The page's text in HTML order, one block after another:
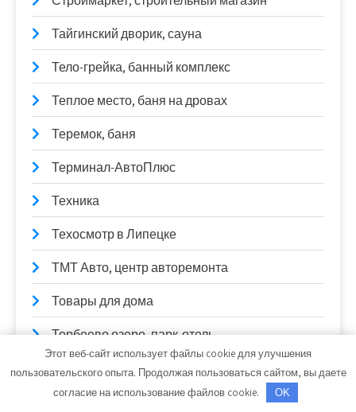
Тайгинский дворик, сауна
Тело-грейка, банный комплекс
Теплое место, баня на дровах
Теремок, баня
Терминал-АвтоПлюс
Техника
Техосмотр в Липецке
ТМТ Авто, центр авторемонта
Товары для дома
Торбеево озеро, парк-отель
Три Богатыря, оздоровительный комплекс
Тук-Тук, салон дверей
Этот веб-сайт использует файлы cookie для улучшения
пользовательского опыта. Продолжая пользоваться сайтом, вы даете
согласие на использование файлов cookie.
OK